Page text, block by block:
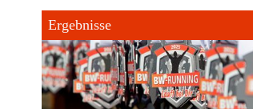
Ergebnisse